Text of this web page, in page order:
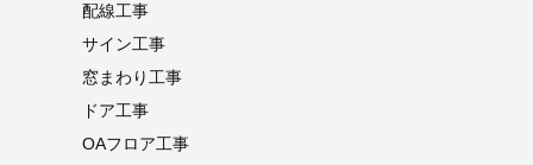
配線工事
サイン工事
窓まわり工事
ドア工事
OAフロア工事